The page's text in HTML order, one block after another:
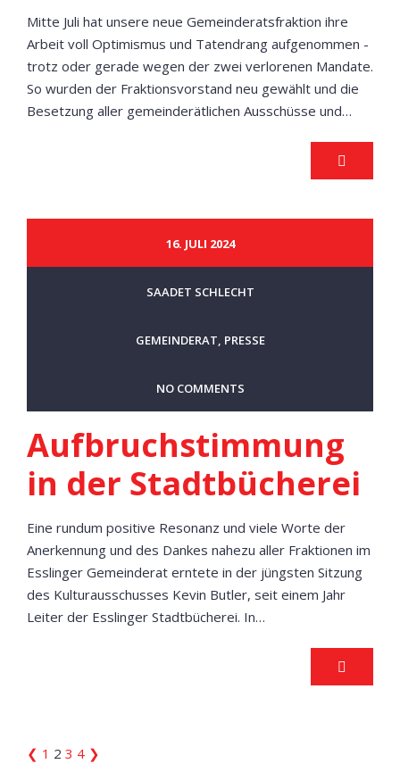
Mitte Juli hat unsere neue Gemeinderatsfraktion ihre
Arbeit voll Optimismus und Tatendrang aufgenommen -
trotz oder gerade wegen der zwei verlorenen Mandate.
So wurden der Fraktionsvorstand neu gewählt und die
Besetzung aller gemeinderätlichen Ausschüsse und…
16. JULI 2024
SAADET SCHLECHT
GEMEINDERAT, PRESSE
NO COMMENTS
Aufbruchstimmung
in der Stadtbücherei
Eine rundum positive Resonanz und viele Worte der
Anerkennung und des Dankes nahezu aller Fraktionen im
Esslinger Gemeinderat erntete in der jüngsten Sitzung
des Kulturausschusses Kevin Butler, seit einem Jahr
Leiter der Esslinger Stadtbücherei. In…
❮ 1 2 3 4 ❯